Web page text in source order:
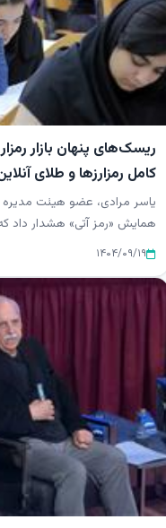
ریسک‌های پنهان بازار
کامل رمزارزها و طلای
یاسر مرادی، عضو هیئت مدیره
همایش «رمز آتی» هشدار داد که
معاملات آنلاین ...
۱۴۰۴/۰۹/۱۹